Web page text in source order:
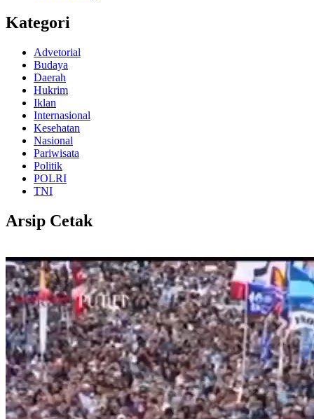
Kategori
Advetorial
Budaya
Daerah
Hukrim
Iklan
Internasional
Kesehatan
Nasional
Pariwisata
Politik
POLRI
TNI
Arsip Cetak